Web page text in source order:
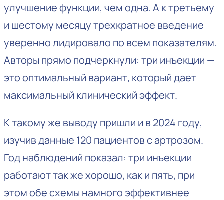
улучшение функции, чем одна. А к третьему
и шестому месяцу трехкратное введение
уверенно лидировало по всем показателям.
Авторы прямо подчеркнули: три инъекции —
это оптимальный вариант, который дает
максимальный клинический эффект.
К такому же выводу пришли и в 2024 году,
изучив данные 120 пациентов с артрозом.
Год наблюдений показал: три инъекции
работают так же хорошо, как и пять, при
этом обе схемы намного эффективнее